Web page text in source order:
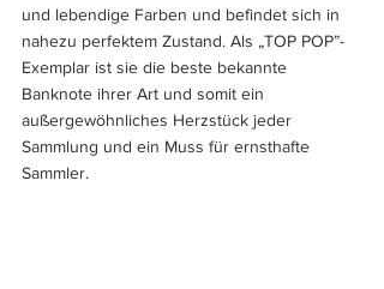
und lebendige Farben und befindet sich in
nahezu perfektem Zustand. Als „TOP POP”-
Exemplar ist sie die beste bekannte
Banknote ihrer Art und somit ein
außergewöhnliches Herzstück jeder
Sammlung und ein Muss für ernsthafte
Sammler.